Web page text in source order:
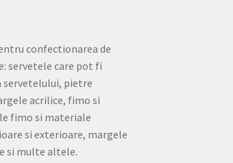
confectionarea de
servetele care pot fi
pietre
acrilice, fimo si
fimo si materiale
si exterioare, margele
si multe altele.